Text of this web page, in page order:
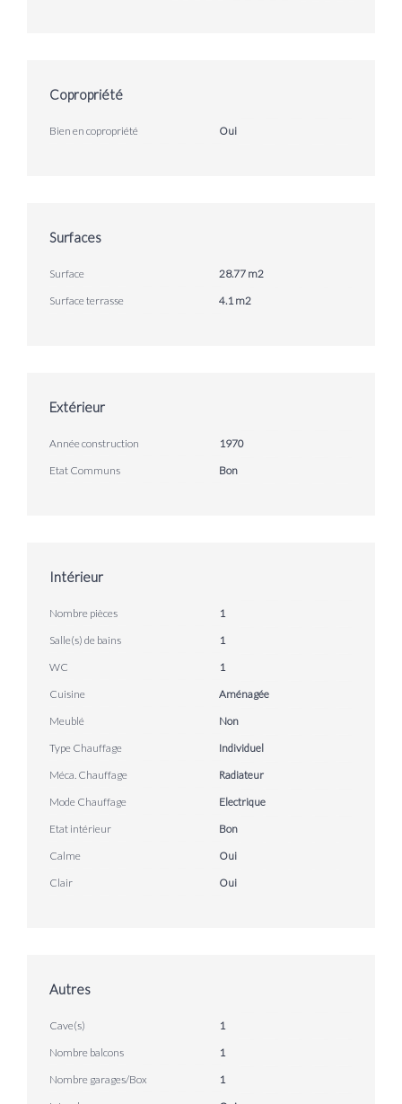
Copropriété
Bien en copropriété Oui
Surfaces
Surface
28.77 m2
Surface terrasse
4.1 m2
Extérieur
Année construction
1970
Etat Communs
Bon
Intérieur
Nombre pièces
1
Salle(s) de bains
1
WC
1
Cuisine
Aménagée
Meublé
Non
Type Chauffage
Individuel
Méca. Chauffage
Radiateur
Mode Chauffage
Electrique
Etat intérieur
Bon
Calme
Oui
Clair
Oui
Autres
Cave(s)
1
Nombre balcons
1
Nombre garages/Box
1